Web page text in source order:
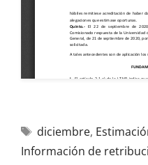
diciembre,
Información de